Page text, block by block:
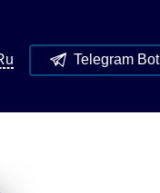
Telegram Bot